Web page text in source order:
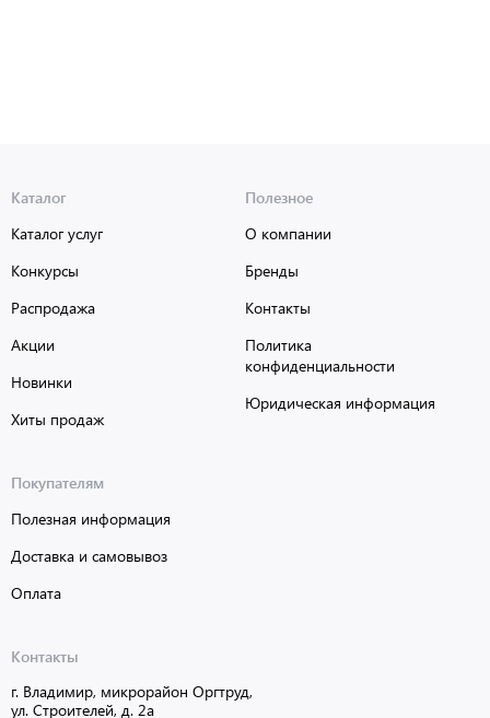
Каталог
Каталог услуг
Конкурсы
Распродажа
Акции
Новинки
Хиты продаж
Полезное
О компании
Бренды
Контакты
Политика
конфиденциальности
Юридическая информация
Покупателям
Полезная информация
Доставка и самовывоз
Оплата
Контакты
г. Владимир, микрорайон Оргтруд,
ул. Строителей, д. 2а